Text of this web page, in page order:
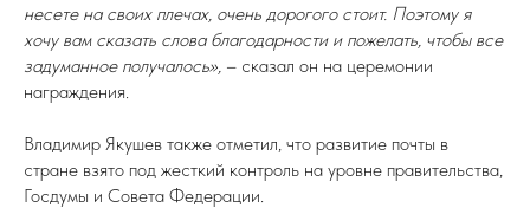
несете на своих плечах, очень дорогого стоит. Поэтому я
хочу вам сказать слова благодарности и пожелать, чтобы все
задуманное получалось», – сказал он на церемонии
награждения.
Владимир Якушев также отметил, что развитие почты в
стране взято под жесткий контроль на уровне правительства,
Госдумы и Совета Федерации.